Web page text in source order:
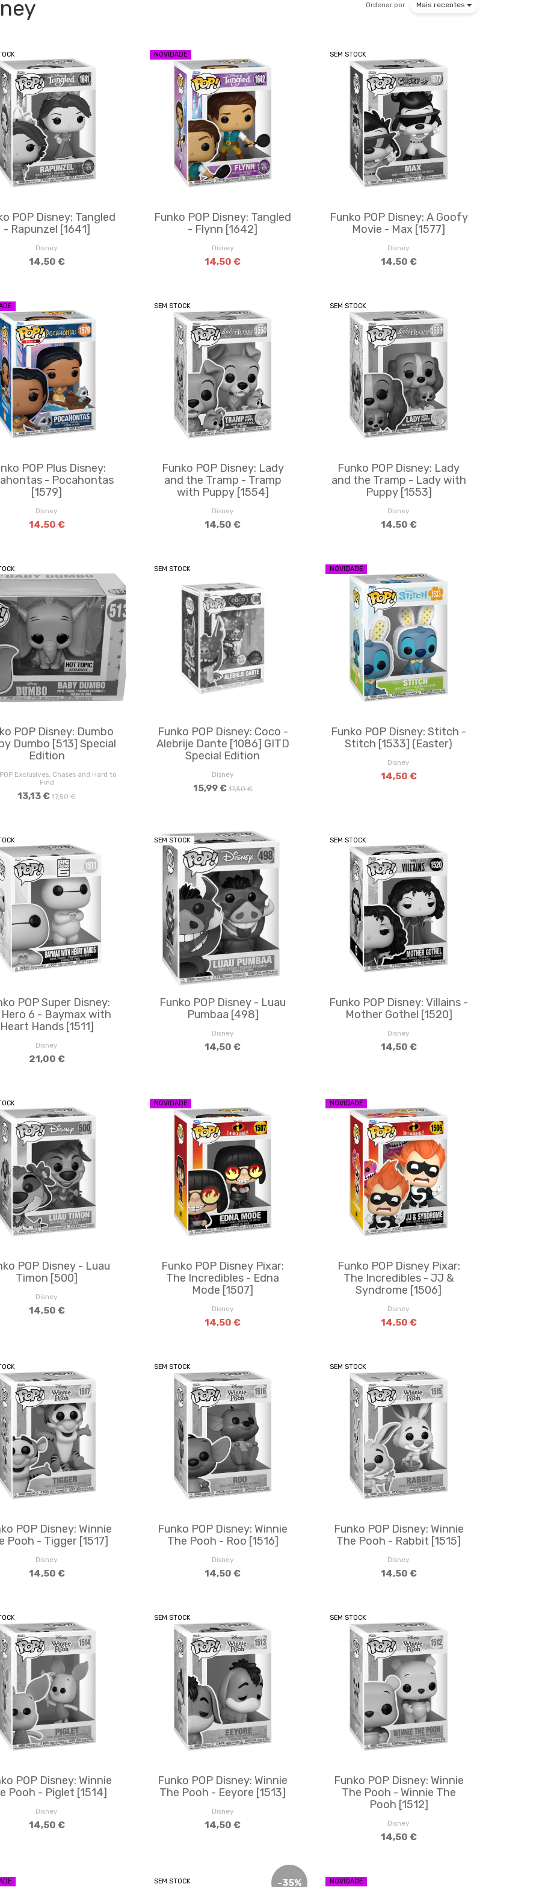
Ordenar por Mais recentes
POP Disney: Tangled
- Rapunzel [1641]
Disney
14,50 €
NOVIDADE
Funko POP Disney: Tangled
- Flynn [1642]
Disney
14,50 €
SEM STOCK
Funko POP Disney: A Goofy
Movie - Max [1577]
Disney
14,50 €
POP Plus Disney:
- Pocahontas
[1579]
Disney
14,50 €
SEM STOCK
Funko POP Disney: Lady
and the Tramp - Tramp
with Puppy [1554]
Disney
14,50 €
SEM STOCK
Funko POP Disney: Lady
and the Tramp - Lady with
Puppy [1553]
Disney
14,50 €
POP Disney: Dumbo
Dumbo [513] Special
Edition
Exclusives, Chases and Hard to
Find
13,13 €17,50 €
SEM STOCK
Funko POP Disney: Coco -
Alebrije Dante [1086] GITD
Special Edition
Disney
15,99 € 17,50 €
NOVIDADE
Funko POP Disney: Stitch -
Stitch [1533] (Easter)
Disney
14,50 €
POP Super Disney:
Hero 6 - Baymax with
Heart Hands [1511]
Disney
21,00 €
SEM STOCK
Funko POP Disney - Luau
Pumbaa [498]
Disney
14,50 €
SEM STOCK
Funko POP Disney: Villains -
Mother Gothel [1520]
Disney
14,50 €
POP Disney - Luau
Timon [500]
Disney
14,50 €
NOVIDADE
Funko POP Disney Pixar:
The Incredibles - Edna
Mode [1507]
Disney
14,50 €
NOVIDADE
Funko POP Disney Pixar:
The Incredibles - JJ &
Syndrome [1506]
Disney
14,50 €
POP Disney: Winnie
Pooh - Tigger [1517]
Disney
14,50 €
SEM STOCK
Funko POP Disney: Winnie
The Pooh - Roo [1516]
Disney
14,50 €
SEM STOCK
Funko POP Disney: Winnie
The Pooh - Rabbit [1515]
Disney
14,50 €
POP Disney: Winnie
Pooh - Piglet [1514]
Disney
14,50 €
SEM STOCK
Funko POP Disney: Winnie
The Pooh - Eeyore [1513]
Disney
14,50 €
SEM STOCK
Funko POP Disney: Winnie
The Pooh - Winnie The
Pooh [1512]
Disney
14,50 €
-35%
SEM STOCK NOVIDADE